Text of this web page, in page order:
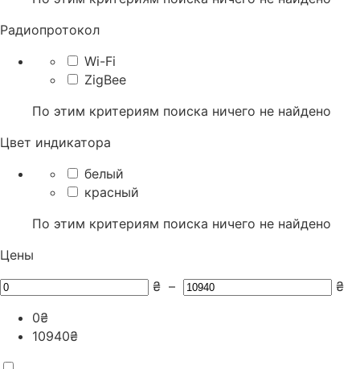
Радиопротокол
Wi-Fi
ZigBee
По этим критериям поиска ничего не найдено
Цвет индикатора
белый
красный
По этим критериям поиска ничего не найдено
Цены
₴ –
₴
0₴
10940₴